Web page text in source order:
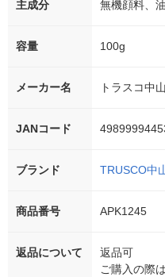
主成分 無機顔料、油
容量 100g
メーカー名 トラスコ中山
JANコード
ブランド TRUSCO中
商品番号 APK1245
返品について
返品可
ご購入の際